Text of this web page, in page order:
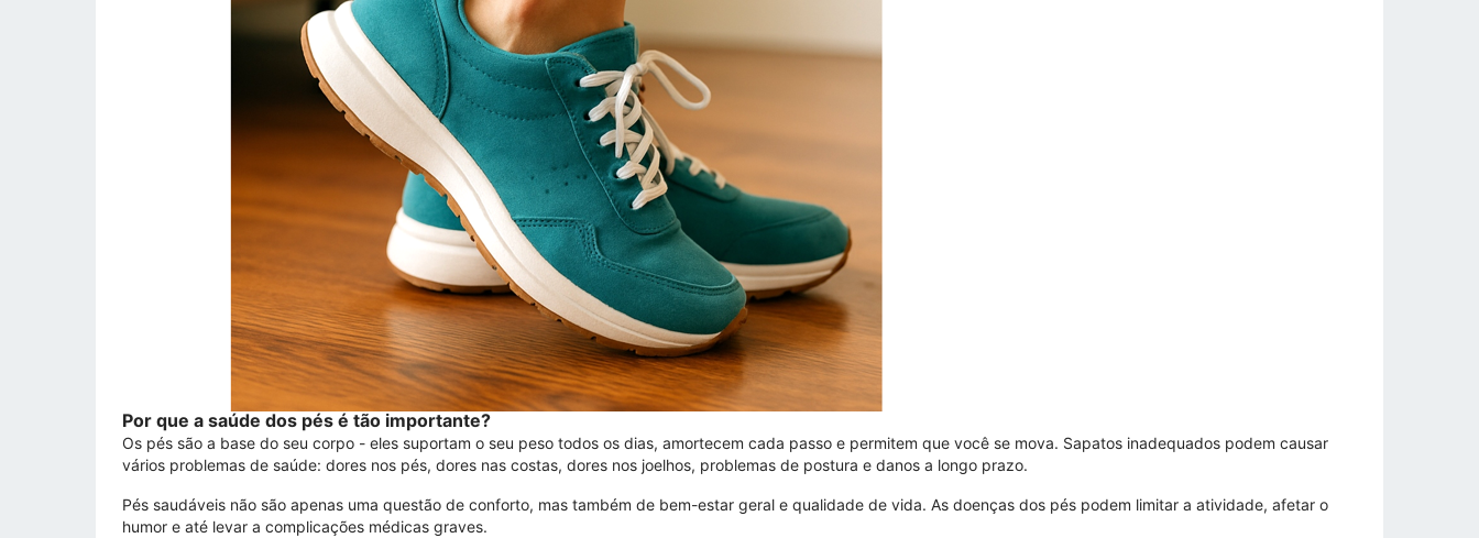
Por que a saúde dos pés é tão importante?
Os pés são a base do seu corpo - eles suportam o seu peso todos os dias, amortecem cada passo e permitem que você se mova. Sapatos inadequados podem causar
vários problemas de saúde: dores nos pés, dores nas costas, dores nos joelhos, problemas de postura e danos a longo prazo.
Pés saudáveis ​​não são apenas uma questão de conforto, mas também de bem-estar geral e qualidade de vida. As doenças dos pés podem limitar a atividade, afetar o
humor e até levar a complicações médicas graves.